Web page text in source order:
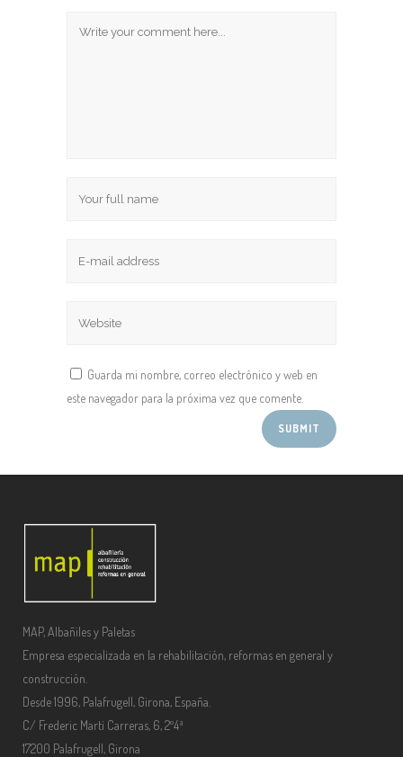
Guarda mi nombre, correo electrónico y web en
este navegador para la próxima vez que comente.
MAP, Albañiles y Paletas
Empresa especializada en la rehabilitación, reformas en general y
construcción.
Desde 1996, Palafrugell, Girona, España.
C/ Frederic Martí Carreras, 6, 2º4ª
17200 Palafrugell, Girona